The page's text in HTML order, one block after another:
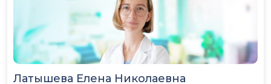
Латышева Елена Николаевна